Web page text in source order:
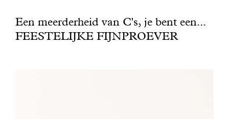
Een meerderheid van C's, je bent een...
FEESTELIJKE FIJNPROEVER